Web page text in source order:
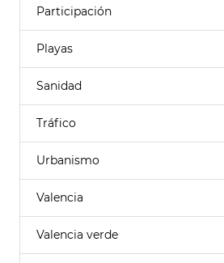
Participación
Playas
Sanidad
Tráfico
Urbanismo
Valencia
Valencia verde